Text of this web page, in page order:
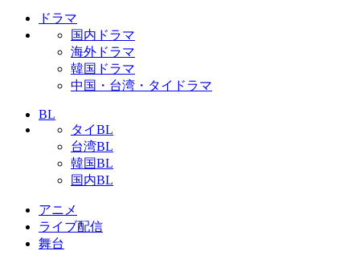
ドラマ
国内ドラマ
海外ドラマ
韓国ドラマ
中国・台湾・タイドラマ
BL
タイBL
台湾BL
韓国BL
国内BL
アニメ
ライブ配信
舞台